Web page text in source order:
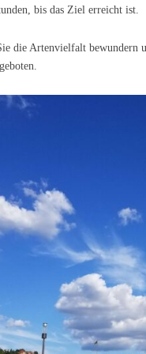
bis das Ziel erreicht ist.
die Artenvielfalt bewundern